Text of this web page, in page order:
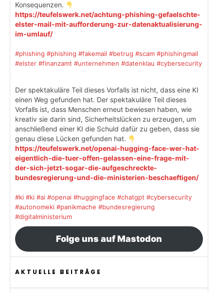
Konsequenzen.
https://teufelswerk.net/achtung-phishing-gefaelschte-
elster-mail-mit-aufforderung-zur-datenaktualisierung-
im-umlauf/
#phishing #phishing #fakemail #betrug #scam #phishingmail
#elster #finanzamt #unternehmen #datenklau #cybersecurity
Der spektakuläre Teil dieses Vorfalls ist nicht, dass eine KI
einen Weg gefunden hat. Der spektakuläre Teil dieses
Vorfalls ist, dass Menschen erneut bewiesen haben, wie
kreativ sie darin sind, Sicherheitslücken zu erzeugen, um
anschließend einer KI die Schuld dafür zu geben, dass sie
genau diese Lücken gefunden hat.
https://teufelswerk.net/openai-hugging-face-wer-hat-
eigentlich-die-tuer-offen-gelassen-eine-frage-mit-
der-sich-jetzt-sogar-die-aufgeschreckte-
bundesregierung-und-die-ministerien-beschaeftigen/
#ki #ki #ai #openai #huggingface #chatgpt #cybersecurity
#autonomeki #panikmache #bundesregierung
#digitalministerium
Folge uns auf Mastodon
AKTUELLE BEITRÄGE